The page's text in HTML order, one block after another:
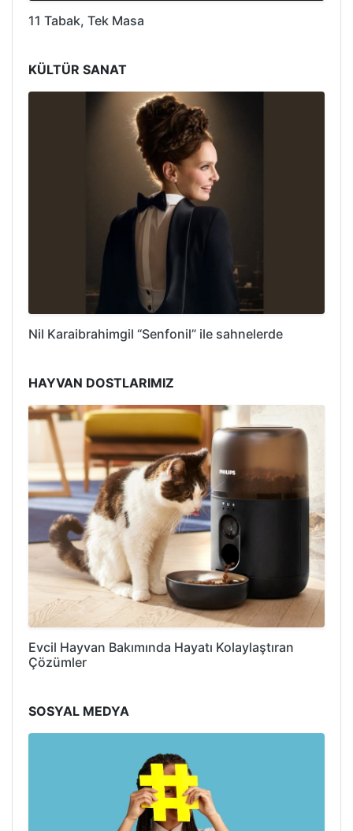
11 Tabak, Tek Masa
KÜLTÜR SANAT
Nil Karaibrahimgil “Senfonil” ile sahnelerde
HAYVAN DOSTLARIMIZ
Evcil Hayvan Bakımında Hayatı Kolaylaştıran
Çözümler
SOSYAL MEDYA